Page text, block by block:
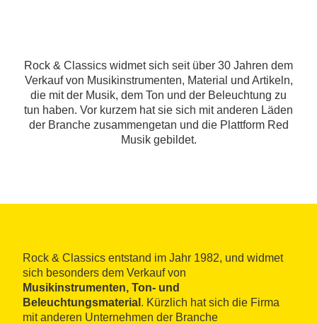
Rock & Classics widmet sich seit über 30 Jahren dem
Verkauf von Musikinstrumenten, Material und Artikeln,
die mit der Musik, dem Ton und der Beleuchtung zu
tun haben. Vor kurzem hat sie sich mit anderen Läden
der Branche zusammengetan und die Plattform Red
Musik gebildet.
Rock & Classics entstand im Jahr 1982, und widmet
sich besonders dem Verkauf von
Musikinstrumenten, Ton- und
Beleuchtungsmaterial . Kürzlich hat sich die Firma
mit anderen Unternehmen der Branche